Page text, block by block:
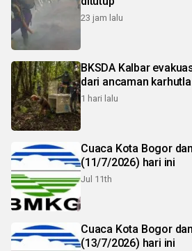
23 jam lalu
BKSDA Kalbar
dari ancaman karhutla
1 hari lalu
Cuaca Kota Bogor
(11/7/2026) hari ini
Jul 11th
Cuaca Kota Bogor
(13/7/2026) hari ini